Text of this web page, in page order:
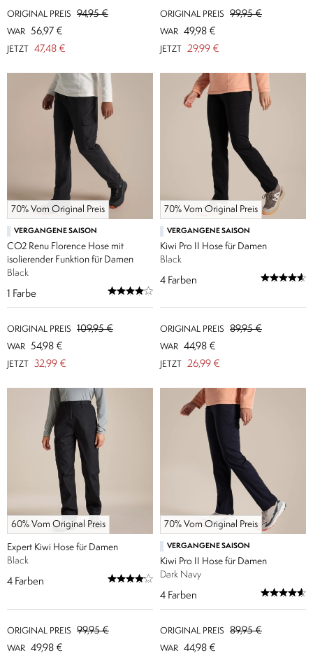
ORIGINAL PREIS 94,95 €
WAR 56,97 €
JETZT 47,48 €
ORIGINAL PREIS 99,95 €
WAR 49,98 €
JETZT 29,99 €
70% Vom Original Preis
VERGANGENE SAISON
CO2 Renu Florence Hose mit
isolierender Funktion für Damen
Black
1 Farbe
ORIGINAL PREIS 109,95 €
WAR 54,98 €
JETZT 32,99 €
70% Vom Original Preis
VERGANGENE SAISON
Kiwi Pro II Hose für Damen
Black
4 Farben
ORIGINAL PREIS 89,95 €
WAR 44,98 €
JETZT 26,99 €
60% Vom Original Preis
Expert Kiwi Hose für Damen
Black
4 Farben
ORIGINAL PREIS 99,95 €
WAR 49,98 €
70% Vom Original Preis
VERGANGENE SAISON
Kiwi Pro II Hose für Damen
Dark Navy
4 Farben
ORIGINAL PREIS 89,95 €
WAR 44,98 €